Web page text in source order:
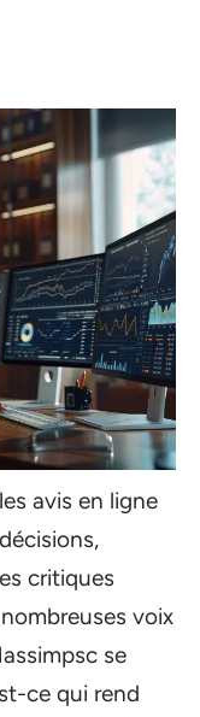
avis en ligne
critiques
voix
se
ce qui rend